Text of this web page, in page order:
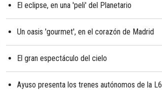
El eclipse, en una 'peli' del Planetario
Un oasis 'gourmet', en el corazón de Madrid
El gran espectáculo del cielo
Ayuso presenta los trenes autónomos de la L6